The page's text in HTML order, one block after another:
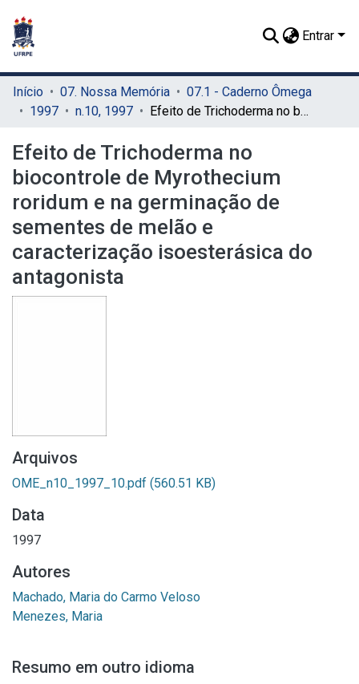
Entrar
Início 07. Nossa Memória
07.1 - Caderno Ômega
1997
n.10, 1997 Efeito de Trichoderma no biocontrole de Myrothecium roridum e na germinação de sementes de melão e caracterização isoesterásica do antagonista
Efeito de Trichoderma no
biocontrole de Myrothecium
roridum e na germinação de
sementes de melão e
caracterização isoesterásica do
antagonista
Arquivos
OME_n10_1997_10.pdf (560.51 KB)
Data
1997
Autores
Machado, Maria do Carmo Veloso
Menezes, Maria
Resumo em outro idioma